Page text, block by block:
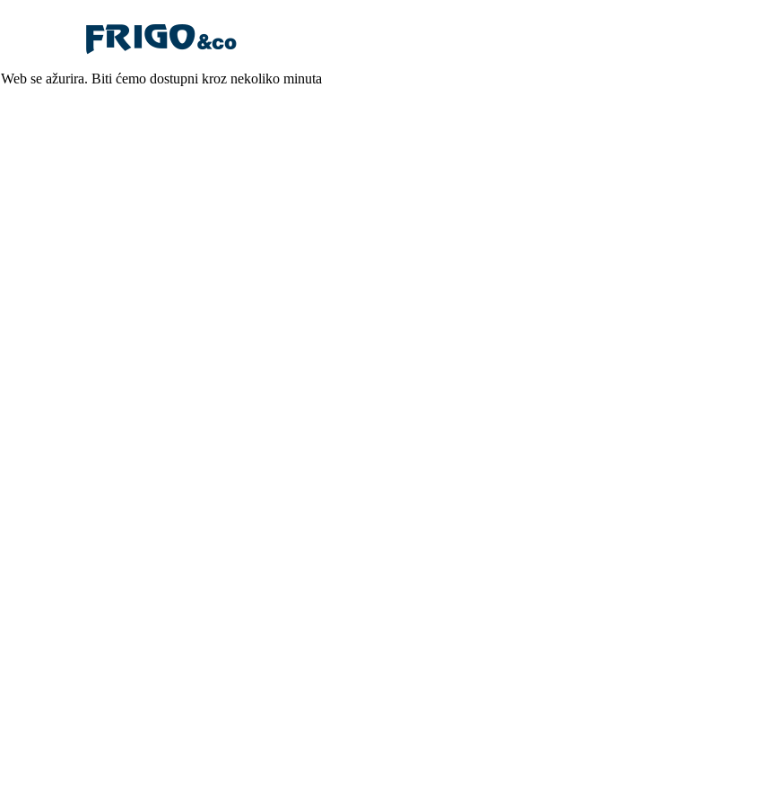
Web se ažurira. Biti ćemo dostupni kroz nekoliko minuta